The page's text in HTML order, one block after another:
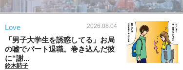
Love 2026.08.04
「男子大学生を誘惑してる」お局
の嘘でパート退職。巻き込んだ彼
に“謝...
鈴木詩子